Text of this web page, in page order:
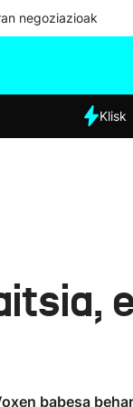
negoziazioak
Eguraldia
Klisk
babesa